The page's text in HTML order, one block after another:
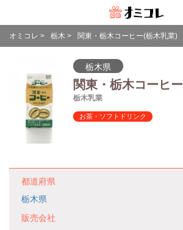
オミコレ > 栃木 > 関東・栃木コーヒー(栃木乳業)
栃木県
関東・栃木コーヒー
栃木乳業
お茶・ソフトドリンク
都道府県
栃木県
販売会社